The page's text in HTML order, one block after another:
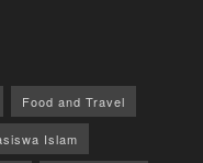
Food and Travel
Islam